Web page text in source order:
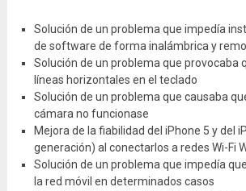
Solución de un problema que impedía
de software de forma inalámbrica y
Solución de un problema que provocaba
líneas horizontales en el teclado
Solución de un problema que causaba
cámara no funcionase
Mejora de la fiabilidad del iPhone 5 y del
generación) al conectarlos a redes Wi-Fi
Solución de un problema que impedía
la red móvil en determinados casos